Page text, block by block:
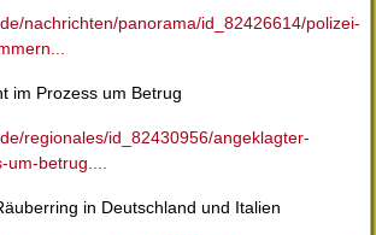
nachrichten/panorama/id_82426614/polizei-
im Prozess um Betrug
regionales/id_82430956/angeklagter-
um-betrug....
in Deutschland und Italien